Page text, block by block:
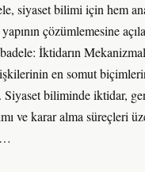
siyaset bilimi için hem
çözümlemesine
İktidarın
en somut
biliminde iktidar,
ve karar alma süreçleri